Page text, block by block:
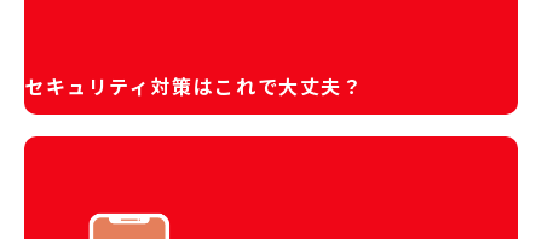
セキュリティ対策はこれで大丈夫？